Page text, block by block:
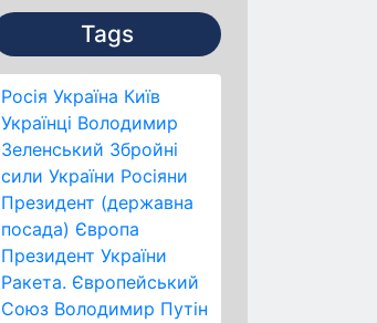
Tags
Росія Україна Київ
Українці Володимир
Зеленський Збройні
сили України Росіяни
Президент (державна
посада) Європа
Президент України
Ракета. Європейський
Союз Володимир Путін